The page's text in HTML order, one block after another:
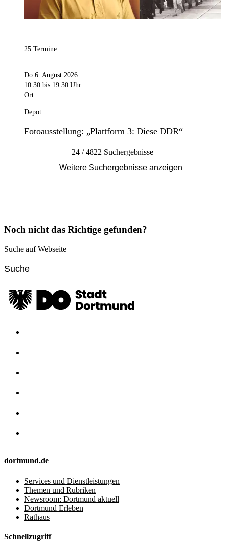
25 Termine
Do 6. August 2026
10:30 bis 19:30 Uhr
Ort
Depot
Fotoausstellung: „Plattform 3: Diese DDR“
24 / 4822 Suchergebnisse
Weitere Suchergebnisse anzeigen
Noch nicht das Richtige gefunden?
Suche auf Webseite
dortmund.de
Services und Dienstleistungen
Themen und Rubriken
Newsroom: Dortmund aktuell
Dortmund Erleben
Rathaus
Schnellzugriff